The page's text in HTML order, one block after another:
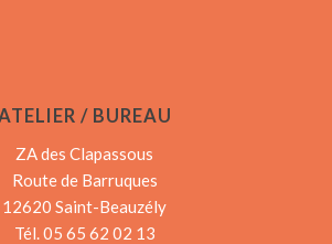
/ BUREAU
ZA des Clapassous
Route de Barruques
12620 Saint-Beauzély
Tél. 05 65 62 02 13